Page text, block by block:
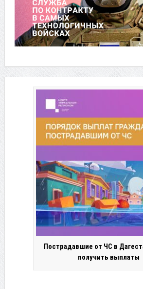
Пострадавшие от ЧС в
получить выплаты